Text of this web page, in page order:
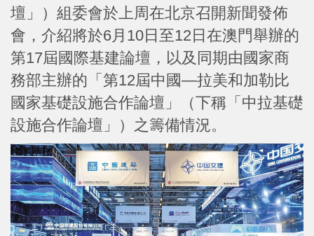
壇」）組委會於上周在北京召開新聞發佈
會，介紹將於6月10日至12日在澳門舉辦的
第17屆國際基建論壇，以及同期由國家商
務部主辦的「第12屆中國—拉美和加勒比
國家基礎設施合作論壇」（下稱「中拉基礎
設施合作論壇」）之籌備情況。